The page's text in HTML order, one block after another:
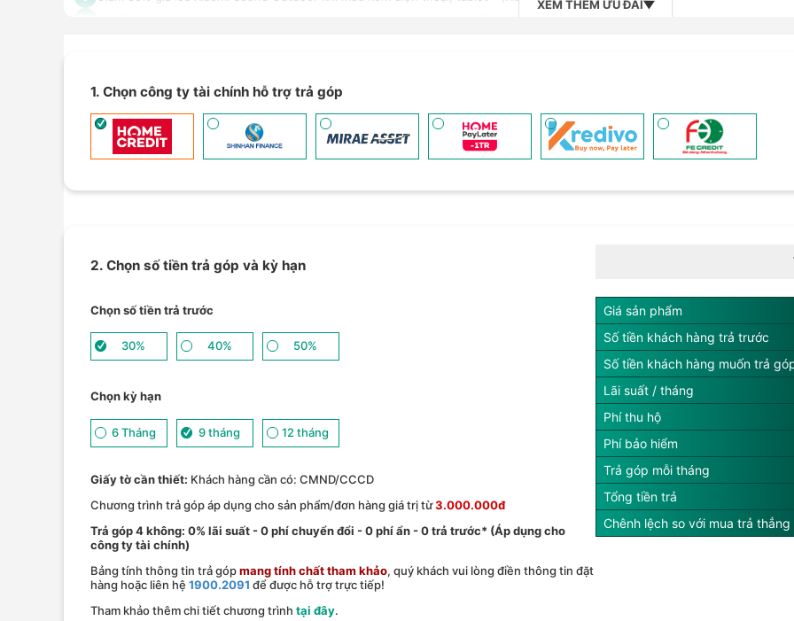
13
Giảm tới 500.000đ khi thanh toán qua Homepaylater - (
Nhận báo giá tốt nhất cho khách hàng doanh nghiệp B2B khi mua số lượng lớn - (Xem chi tiết)
XEM THÊM ƯU ĐÃI
1. Chọn công ty tài chính hỗ trợ trả góp
2. Chọn số tiền trả góp và kỳ hạn
Chọn số tiền trả trước
30% 40% 50%
Chọn kỳ hạn
6 Tháng 9 tháng 12 tháng
Giấy tờ cần thiết: Khách hàng cần có: CMND/CCCD
Chương trình trả góp áp dụng cho sản phẩm/đơn hàng giá trị từ3.000.000đ
Trả góp 4 không: 0% lãi suất - 0 phí chuyển đổi - 0 phí ẩn - 0 trả trước* (Áp dụng cho
công ty tài chính)
Bảng tính thông tin trả gópmang tính chất tham khảo, quý khách vui lòng điền thông tin đặt
hàng hoặc liên hệ 1900.2091 để được hỗ trợ trực tiếp!
Tham khảo thêm chi tiết chương trình tại đây.
Giá sản phẩm
Số tiền khách hàng trả trước
Số tiền khách hàng muốn trả
Lãi suất / tháng
Phí thu hộ
Phí bảo hiểm
Trả góp mỗi tháng
Tổng tiền trả
Chênh lệch so với mua trả thẳng